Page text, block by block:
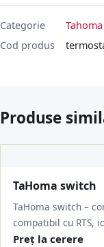
Categorie
Tahoma
Cod produs
Produse
TaHoma switch
TaHoma switch –
compatibil cu RTS,
Preț la cerere